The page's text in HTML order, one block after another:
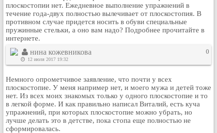
Физкультура и спорт
Видео и Кино
Авто. Мото.
Космос
Домашние питомцы
Компьютер
Пользователи / Поиск
Группы
плоскостопии нет. Ежедневное выполнение упражнений в
течение года-двух полностью вылечивает от плоскостопия. В
противном случае придется носить в обуви специальные
пружинные стельки, а оно вам надо? Подробнее прочитайте в
интернете.
нина кожевникова
12 июля 2017 19:32
0
Немного опрометчивое заявление, что почти у всех
плоскостопие. У меня например нет, и моего мужа и детей тоже
нет. Из всех моих знакомых только у одного плоскостопие и то
в легкой форме. И как правильно написал Виталий, есть куча
упражнений, при которых плоскостопие можно убрать, но
лучше делать это в детстве, пока стопа еще полностью не
сформировалась.